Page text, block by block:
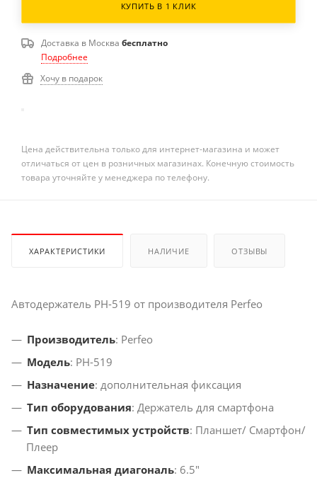
КУПИТЬ В 1 КЛИК
Доставка в Москва бесплатно
Подробнее
Хочу в подарок
Цена действительна только для интернет-магазина и может
отличаться от цен в розничных магазинах. Конечную стоимость
товара уточняйте у менеджера по телефону.
ХАРАКТЕРИСТИКИ НАЛИЧИЕ ОТЗЫВЫ
Автодержатель PH-519 от производителя Perfeo
Производитель: Perfeo
Модель: PH-519
Назначение: дополнительная фиксация
Тип оборудования: Держатель для смартфона
Тип совместимых устройств: Планшет/ Смартфон/
Плеер
Максимальная диагональ: 6.5"